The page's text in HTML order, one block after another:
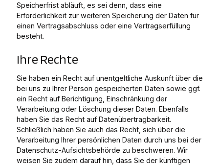
Speicherfrist abläuft, es sei denn, dass eine
Erforderlichkeit zur weiteren Speicherung der Daten für
einen Vertragsabschluss oder eine Vertragserfüllung
besteht.
Ihre Rechte
Sie haben ein Recht auf unentgeltliche Auskunft über die
bei uns zu Ihrer Person gespeicherten Daten sowie ggf.
ein Recht auf Berichtigung, Einschränkung der
Verarbeitung oder Löschung dieser Daten. Ebenfalls
haben Sie das Recht auf Datenübertragbarkeit.
Schließlich haben Sie auch das Recht, sich über die
Verarbeitung Ihrer persönlichen Daten durch uns bei der
Datenschutz-Aufsichtsbehörde zu beschweren. Wir
weisen Sie zudem darauf hin, dass Sie der künftigen